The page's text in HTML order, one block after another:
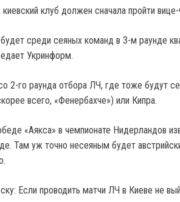
клуб должен сначала пройти
среди сеяных команд в 3-м раунде
Укринформ.
2-го раунда отбора ЛЧ, где тоже будут
всего, «Фенербахче») или Кипра.
«Аякса» в чемпионате Нидерландов
Там уж точно несеяным будет
Если проводить матчи ЛЧ в Киеве не